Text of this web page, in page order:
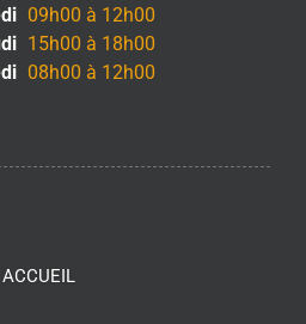
09h00 à 12h00
15h00 à 18h00
08h00 à 12h00
ACCUEIL